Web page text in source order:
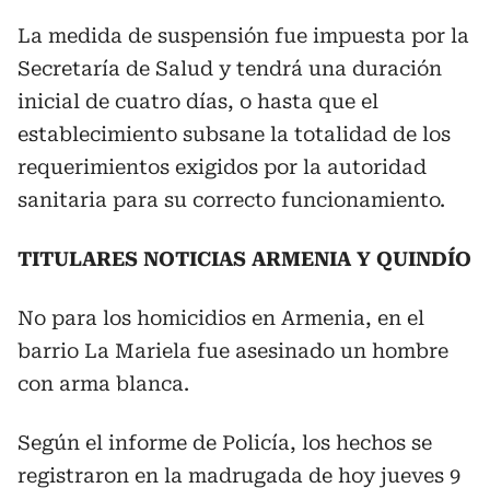
La medida de suspensión fue impuesta por la
Secretaría de Salud y tendrá una duración
inicial de cuatro días, o hasta que el
establecimiento subsane la totalidad de los
requerimientos exigidos por la autoridad
sanitaria para su correcto funcionamiento.
TITULARES NOTICIAS ARMENIA Y QUINDÍO
No para los homicidios en Armenia, en el
barrio La Mariela fue asesinado un hombre
con arma blanca.
Según el informe de Policía, los hechos se
registraron en la madrugada de hoy jueves 9